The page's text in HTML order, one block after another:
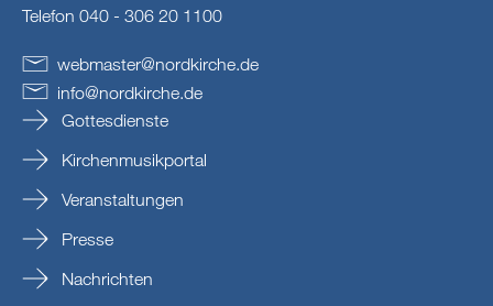
Telefon 040 - 306 20 1100
webmaster@nordkirche.de
info@nordkirche de
Gottesdienste
Kirchenmusikportal
Veranstaltungen
Presse
Nachrichten